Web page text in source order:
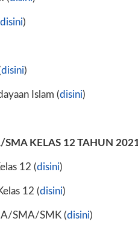
disini)
disini)
Islam (disini)
KELAS 12 TAHUN
12 (disini)
12 (disini)
SMA/SMK (disini)